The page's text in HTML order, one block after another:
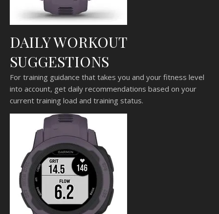
DAILY WORKOUT
SUGGESTIONS
For training guidance that takes you and your fitness level
into account, get daily recommendations based on your
current training load and training status.